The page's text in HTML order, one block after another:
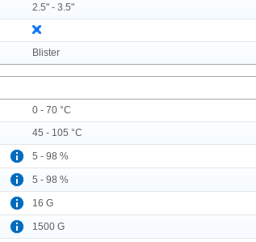
2.5" - 3.5"
Blister
0 - 70 °C
45 - 105 °C
5 - 98 %
5 - 98 %
16 G
1500 G